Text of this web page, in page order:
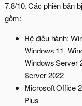
7.8/10. Các phiên bản
gồm:
Hệ điều hành:
Windows 11,
Windows Server
Server 2022
Microsoft Office
Plus